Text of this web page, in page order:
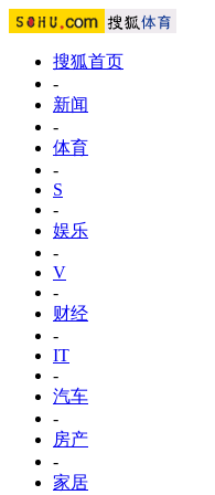
搜狐首页
-
新闻
-
体育
-
S
-
娱乐
-
V
-
财经
-
IT
-
汽车
-
房产
-
家居